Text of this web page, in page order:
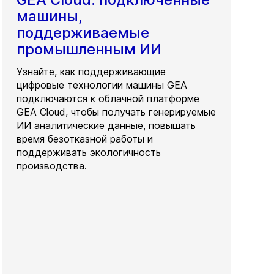
машины,
поддерживаемые
промышленным ИИ
Узнайте, как поддерживающие
цифровые технологии машины GEA
подключаются к облачной платформе
GEA Cloud, чтобы получать генерируемые
ИИ аналитические данные, повышать
время безотказной работы и
поддерживать экологичность
производства.